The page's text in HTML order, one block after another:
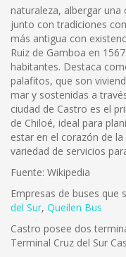
naturaleza, albergar
junto con tradiciones
más antigua con
Ruiz de Gamboa en
habitantes. Destaca
palafitos, que son
mar y sostenidas a
ciudad de Castro es el
de Chiloé, ideal para
estar en el corazón de
variedad de servicios
Fuente: Wikipedia
Empresas de buses que
del Sur, Queilen Bus
Castro posee dos
Terminal Cruz del Sur